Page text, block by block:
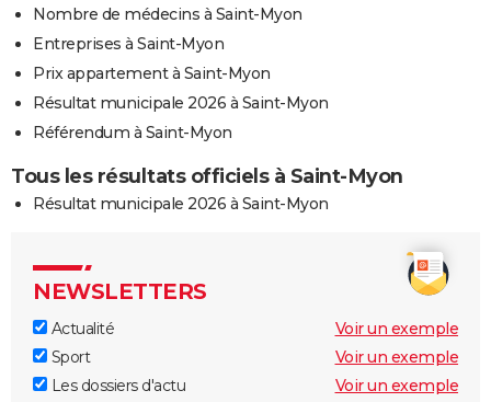
Nombre de médecins à Saint-Myon
Entreprises à Saint-Myon
Prix appartement à Saint-Myon
Résultat municipale 2026 à Saint-Myon
Référendum à Saint-Myon
Tous les résultats officiels à Saint-Myon
Résultat municipale 2026 à Saint-Myon
NEWSLETTERS
Actualité
Voir un exemple
Sport
Voir un exemple
Les dossiers d'actu
Voir un exemple